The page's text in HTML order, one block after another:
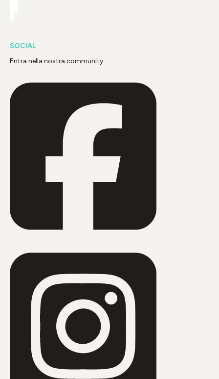
SOCIAL
Entra nella nostra community